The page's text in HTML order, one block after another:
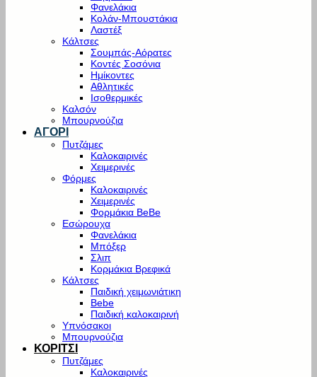
Φανελάκια
Κολάν-Μπουστάκια
Λαστέξ
Κάλτσες
Σουμπάς-Αόρατες
Κοντές Σοσόνια
Ημίκοντες
Αθλητικές
Ισοθερμικές
Καλσόν
Μπουρνούζια
ΑΓΟΡΙ
Πυτζάμες
Καλοκαιρινές
Χειμερινές
Φόρμες
Καλοκαιρινές
Χειμερινές
Φορμάκια BeBe
Εσώρουχα
Φανελάκια
Μπόξερ
Σλιπ
Κορμάκια Βρεφικά
Κάλτσες
Παιδική χειμωνιάτικη
Bebe
Παιδική καλοκαιρινή
Υπνόσακοι
Μπουρνούζια
ΚΟΡΙΤΣΙ
Πυτζάμες
Καλοκαιρινές